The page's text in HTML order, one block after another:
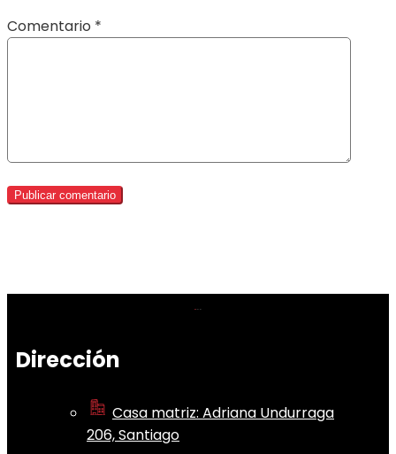
Comentario *
Dirección
Casa matriz: Adriana Undurraga
206, Santiago